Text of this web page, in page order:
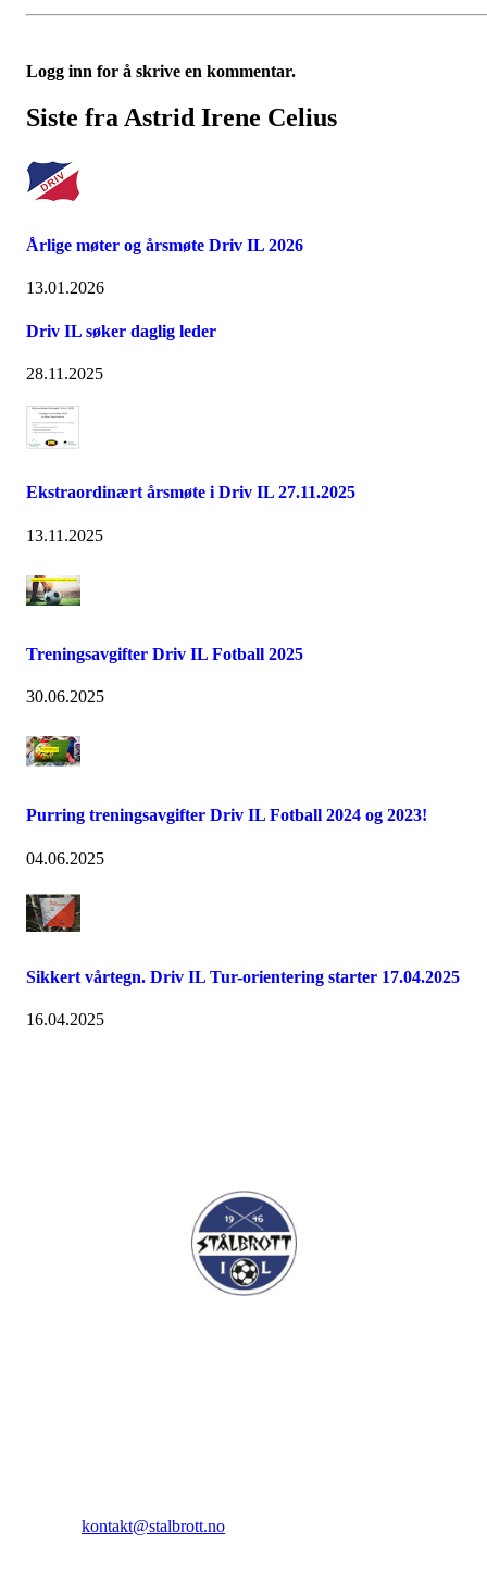
Logg inn for å skrive en kommentar.
Siste fra Astrid Irene Celius
Årlige møter og årsmøte Driv IL 2026
13.01.2026
Driv IL søker daglig leder
28.11.2025
Ekstraordinært årsmøte i Driv IL 27.11.2025
13.11.2025
Treningsavgifter Driv IL Fotball 2025
30.06.2025
Purring treningsavgifter Driv IL Fotball 2024 og 2023!
04.06.2025
Sikkert vårtegn. Driv IL Tur-orientering starter 17.04.2025
16.04.2025
kontakt@stalbrott.no